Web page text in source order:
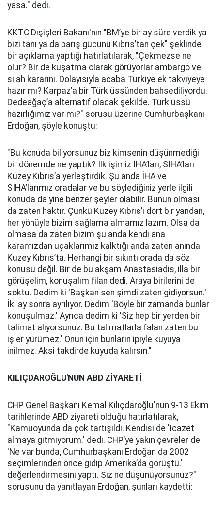
yasa." dedi.
KKTC Dışişleri Bakanı'nın "BM’ye bir ay süre verdik ya
bizi tanı ya da barış gücünü Kıbrıs’tan çek" şeklinde
bir açıklama yaptığı hatırlatılarak, "Çekmezse ne
olur? Bir de kuşatma olarak görüyorlar ambargo ve
silah kararını. Dolayısıyla acaba Türkiye ek takviyeye
hazır mı? Karpaz’a bir Türk üssünden bahsediliyordu.
Dedeağaç’a alternatif olacak şekilde. Türk üssü
hazırlığımız var mı?" sorusu üzerine Cumhurbaşkanı
Erdoğan, şöyle konuştu:
"Bu konuda biliyorsunuz biz kimsenin düşünmediği
bir dönemde ne yaptık? İlk işimiz İHA’ları, SİHA’ları
Kuzey Kıbrıs’a yerleştirdik. Şu anda İHA ve
SİHA’larımız oradalar ve bu söylediğiniz yerle ilgili
konuda da yine benzer şeyler olabilir. Bunun olması
da zaten haktır. Çünkü Kuzey Kıbrıs’ı dört bir yandan,
her yönüyle bizim sağlama almamız lazım. Olsa da
olmasa da zaten bizim şu anda kendi ana
karamızdan uçaklarımız kalktığı anda zaten anında
Kuzey Kıbrıs’ta. Herhangi bir sıkıntı orada da söz
konusu değil. Bir de bu akşam Anastasiadis, illa bir
görüşelim, konuşalım filan dedi. Araya birilerini de
soktu. Dedim ki 'Başkan sen şimdi zaten gidiyorsun.'
İki ay sonra ayrılıyor. Dedim 'Böyle bir zamanda bunlar
konuşulmaz.' Ayrıca dedim ki 'Siz hep bir yerden bir
talimat alıyorsunuz. Bu talimatlarla falan zaten bu
işler yürümez.' Onun için bunların ipiyle kuyuya
inilmez. Aksi takdirde kuyuda kalırsın."
KILIÇDAROĞLU'NUN ABD ZİYARETİ
CHP Genel Başkanı Kemal Kılıçdaroğlu'nun 9-13 Ekim
tarihlerinde ABD ziyareti olduğu hatırlatılarak,
"Kamuoyunda da çok tartışıldı. Kendisi de 'İcazet
almaya gitmiyorum.' dedi. CHP’ye yakın çevreler de
'Ne var bunda, Cumhurbaşkanı Erdoğan da 2002
seçimlerinden önce gidip Amerika’da görüştü.'
değerlendirmesini yaptı. Siz ne düşünüyorsunuz?"
sorusunu da yanıtlayan Erdoğan, şunları kaydetti: